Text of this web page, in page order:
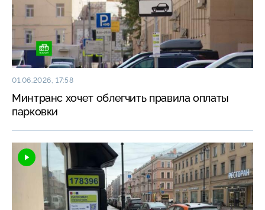
01.06.2026, 17:58
Минтранс хочет облегчить правила оплаты
парковки